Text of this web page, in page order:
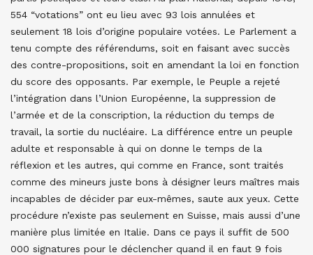
554 “votations” ont eu lieu avec 93 lois annulées et
seulement 18 lois d’origine populaire votées. Le Parlement a
tenu compte des référendums, soit en faisant avec succès
des contre-propositions, soit en amendant la loi en fonction
du score des opposants. Par exemple, le Peuple a rejeté
l’intégration dans l’Union Européenne, la suppression de
l’armée et de la conscription, la réduction du temps de
travail, la sortie du nucléaire. La différence entre un peuple
adulte et responsable à qui on donne le temps de la
réflexion et les autres, qui comme en France, sont traités
comme des mineurs juste bons à désigner leurs maîtres mais
incapables de décider par eux-mêmes, saute aux yeux. Cette
procédure n’existe pas seulement en Suisse, mais aussi d’une
manière plus limitée en Italie. Dans ce pays il suffit de 500
000 signatures pour le déclencher quand il en faut 9 fois